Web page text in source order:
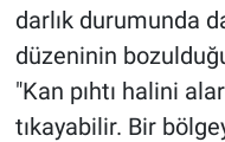
darlık durumunda
düzeninin
"Kan pıhtı halini
tıkayabilir. Bir